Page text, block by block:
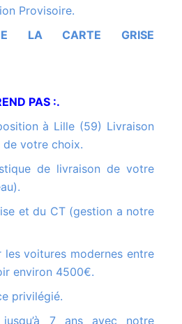
Provisoire.
PAS :.
de votre choix.
environ 4500€.
privilégié.